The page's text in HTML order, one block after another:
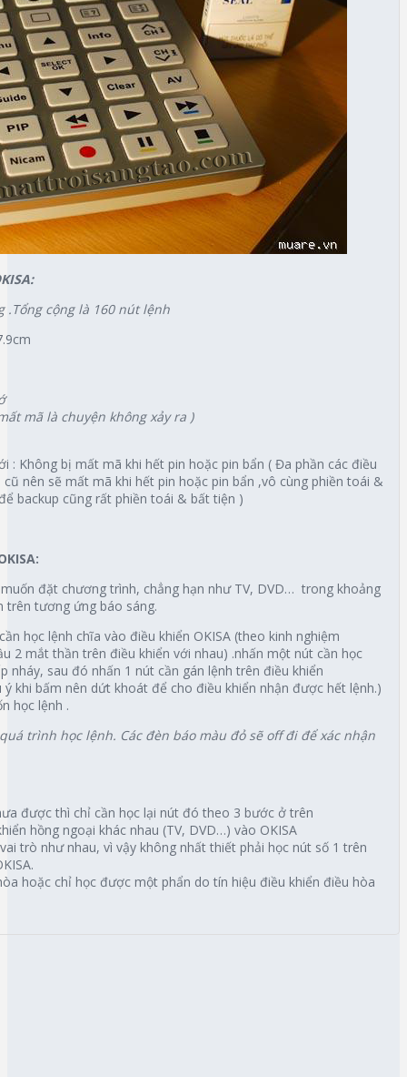
.Tổng cộng là 160 nút lệnh
mã là chuyện không xảy ra )
: Không bị mất mã khi hết pin hoặc pin bẩn ( Đa phần các điều
nên sẽ mất mã khi hết pin hoặc pin bẩn ,vô cùng phiền toái &
backup cũng rất phiền toái & bất tiện )
đặt chương trình, chẳng hạn như TV, DVD… trong khoảng
trên tương ứng báo sáng.
học lệnh chĩa vào điều khiển OKISA (theo kinh nghiệm
2 mắt thần trên điều khiển với nhau) .nhấn một nút cần học
nháy, sau đó nhấn 1 nút cần gán lệnh trên điều khiển
ý khi bấm nên dứt khoát để cho điều khiển nhận được hết lệnh.)
học lệnh .
trình học lệnh. Các đèn báo màu đỏ sẽ off đi để xác nhận
được thì chỉ cần học lại nút đó theo 3 bước ở trên
hồng ngoại khác nhau (TV, DVD…) vào OKISA
trò như nhau, vì vậy không nhất thiết phải học nút số 1 trên
hoặc chỉ học được một phẩn do tín hiệu điều khiển điều hòa